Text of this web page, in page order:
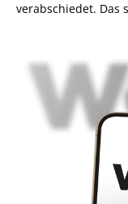
verabschiedet. Das